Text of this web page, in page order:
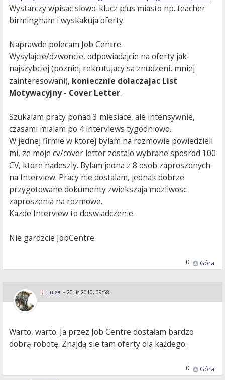
Wystarczy wpisac slowo-klucz plus miasto np. teacher
birmingham i wyskakuja oferty.
Naprawde polecam Job Centre.
Wysylajcie/dzwoncie, odpowiadajcie na oferty jak
najszybciej (pozniej rekrutujacy sa znudzeni, mniej
zainteresowani), koniecznie dolaczajac List
Motywacyjny - Cover Letter.
Szukalam pracy ponad 3 miesiace, ale intensywnie,
czasami mialam po 4 interviews tygodniowo.
W jednej firmie w ktorej bylam na rozmowie powiedzieli
mi, ze moje cv/cover letter zostalo wybrane sposrod 100
CV, ktore nadeszly. Bylam jedna z 8 osob zaproszonych
na Interview. Pracy nie dostalam, jednak dobrze
przygotowane dokumenty zwiekszaja mozliwosc
zaproszenia na rozmowe.
Kazde Interview to doswiadczenie.
Nie gardzcie JobCentre.
Góra
0
Luiza » 20 lis 2010, 09:58
Warto, warto. Ja przez Job Centre dostałam bardzo
dobrą robotę. Znajdą sie tam oferty dla każdego.
Góra
0